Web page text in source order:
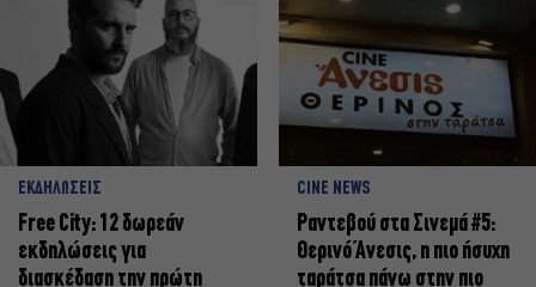
ΕΚΔΗΛΩΣΕΙΣ
Free City: 12 δωρεάν
εκδηλώσεις για
διασκέδαση την πρώτη
CINE NEWS
Ραντεβού στα Σινεμά #5:
Θερινό Άνεσις, η πιο ήσυχη
ταράτσα πάνω στην πιο